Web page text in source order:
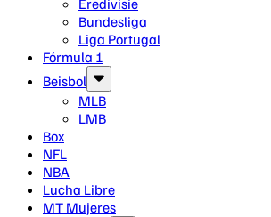
Eredivisie
Bundesliga
Liga Portugal
Fórmula 1
Beisbol
MLB
LMB
Box
NFL
NBA
Lucha Libre
MT Mujeres